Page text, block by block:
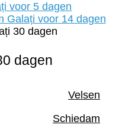
voor 5 dagen
Galați voor 14 dagen
30 dagen
dagen
Velsen
Schiedam